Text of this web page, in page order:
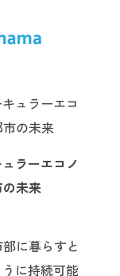
ラーエコノ
未来
に暮らすと
に持続可能